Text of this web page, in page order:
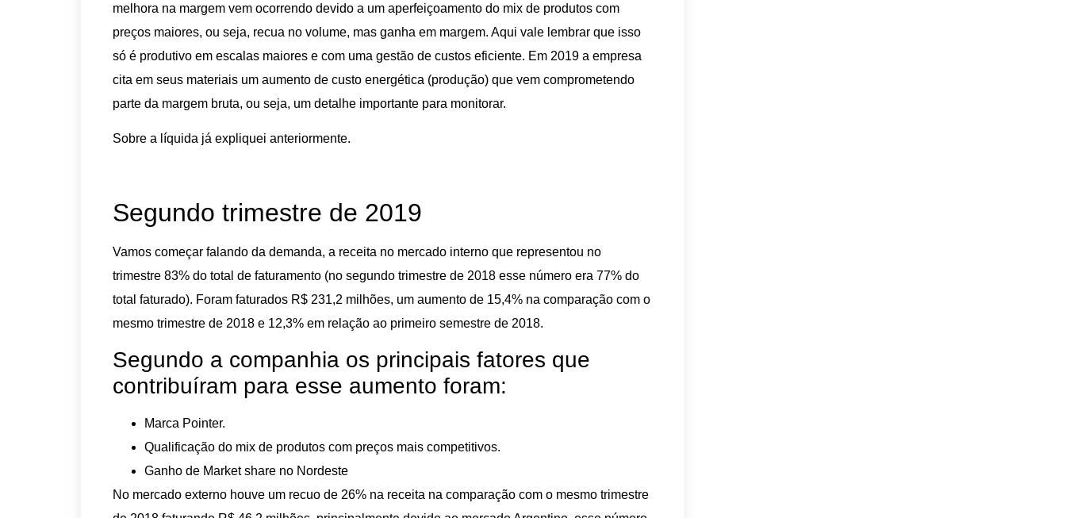
melhora na margem vem ocorrendo devido a um aperfeiçoamento do mix de produtos com
preços maiores, ou seja, recua no volume, mas ganha em margem. Aqui vale lembrar que isso
só é produtivo em escalas maiores e com uma gestão de custos eficiente. Em 2019 a empresa
cita em seus materiais um aumento de custo energética (produção) que vem comprometendo
parte da margem bruta, ou seja, um detalhe importante para monitorar.
Sobre a líquida já expliquei anteriormente.
Segundo trimestre de 2019
Vamos começar falando da demanda, a receita no mercado interno que representou no
trimestre 83% do total de faturamento (no segundo trimestre de 2018 esse número era 77% do
total faturado). Foram faturados R$ 231,2 milhões, um aumento de 15,4% na comparação com o
mesmo trimestre de 2018 e 12,3% em relação ao primeiro semestre de 2018.
Segundo a companhia os principais fatores que
contribuíram para esse aumento foram:
Marca Pointer.
Qualificação do mix de produtos com preços mais competitivos.
Ganho de Market share no Nordeste
No mercado externo houve um recuo de 26% na receita na comparação com o mesmo trimestre